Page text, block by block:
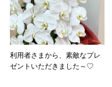
利用者さまから、素敵なプレ
ゼントいただきました～♡